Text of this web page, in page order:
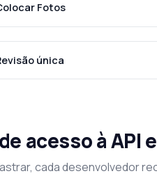
Fotos
única
acesso à API
cada desenvolvedor